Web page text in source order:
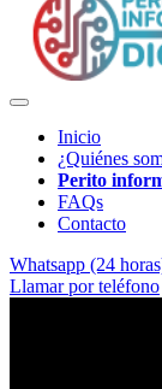
Inicio
¿Quiénes
Perito
FAQs
Contacto
Whatsapp (24
Llamar por teléfono
Peritos